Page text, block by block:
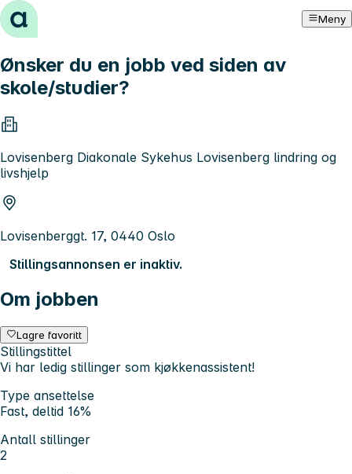
Hopp til innhold Meny
Ønsker du en jobb ved siden av
skole/studier?
Lovisenberg Diakonale Sykehus Lovisenberg lindring og
livshjelp
Lovisenberggt. 17, 0440 Oslo
Stillingsannonsen er inaktiv.
Om jobben
Lagre favoritt
Stillingstittel
Vi har ledig stillinger som kjøkkenassistent!
Type ansettelse
Fast, deltid 16%
Antall stillinger
2